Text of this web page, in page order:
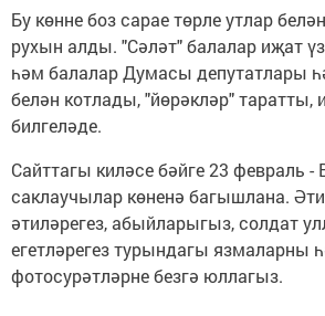
Бу көнне боз сарае төрле утлар
рухын алды. "Сәләт" балалар иҗат
һәм балалар Думасы депутатлары
белән котлады, "йөрәкләр" таратты,
билгеләде.
Сайттагы киләсе бәйге 23 февраль -
саклаучылар көненә багышлана.
әтиләрегез, абыйларыгыз, солдат
егетләрегез турындагы язмаларны
фотосурәтләрне безгә юллагыз.